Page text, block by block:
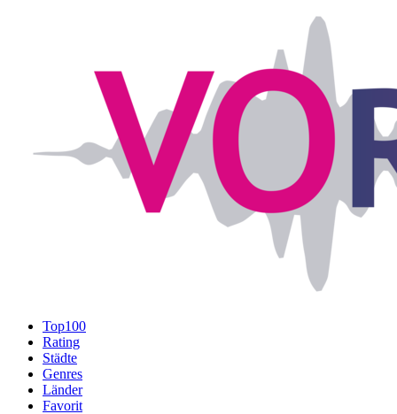
Top100
Rating
Städte
Genres
Länder
Favorit